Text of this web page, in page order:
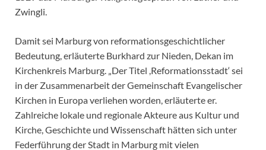
Zwingli.
Damit sei Marburg von reformationsgeschichtlicher
Bedeutung, erläuterte Burkhard zur Nieden, Dekan im
Kirchenkreis Marburg. „Der Titel ,Reformationsstadt‘ sei
in der Zusammenarbeit der Gemeinschaft Evangelischer
Kirchen in Europa verliehen worden, erläuterte er.
Zahlreiche lokale und regionale Akteure aus Kultur und
Kirche, Geschichte und Wissenschaft hätten sich unter
Federführung der Stadt in Marburg mit vielen